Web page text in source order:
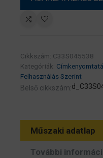
Cikkszám: C33S045538
Kategóriák:
Felhasználás Szerint
Belső cikkszám:
Műszaki adatlap
További